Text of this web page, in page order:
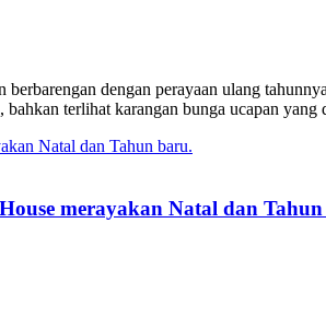
berbarengan dengan perayaan ulang
bahkan terlihat karangan bunga ucapan
merayakan Natal dan